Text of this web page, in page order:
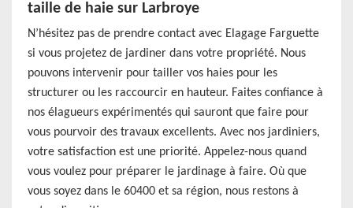
taille de haie sur Larbroye
N’hésitez pas de prendre contact avec Elagage Farguette
si vous projetez de jardiner dans votre propriété. Nous
pouvons intervenir pour tailler vos haies pour les
structurer ou les raccourcir en hauteur. Faites confiance à
nos élagueurs expérimentés qui sauront que faire pour
vous pourvoir des travaux excellents. Avec nos jardiniers,
votre satisfaction est une priorité. Appelez-nous quand
vous voulez pour préparer le jardinage à faire. Où que
vous soyez dans le 60400 et sa région, nous restons à